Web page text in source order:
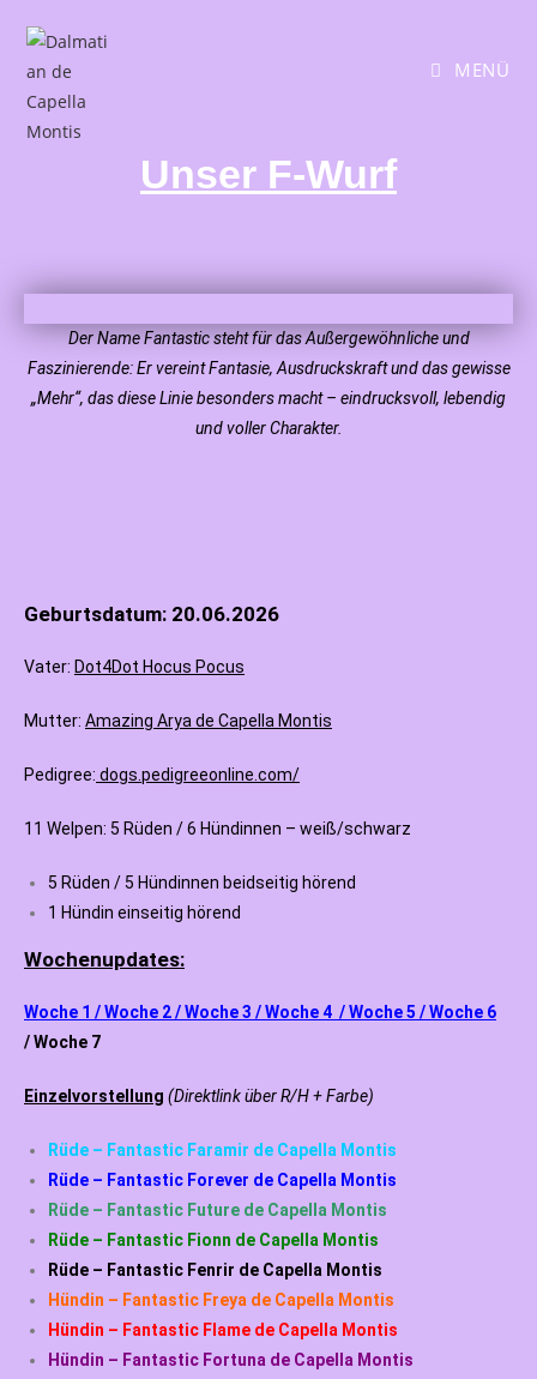
MENÜ
Unser F-Wurf
Der Name Fantastic steht für das Außergewöhnliche und
Faszinierende: Er vereint Fantasie, Ausdruckskraft und das gewisse
„Mehr“, das diese Linie besonders macht – eindrucksvoll, lebendig
und voller Charakter.
Geburtsdatum: 20.06.2026
Vater: Dot4Dot Hocus Pocus
Mutter: Amazing Arya de Capella Montis
Pedigree: dogs.pedigreeonline.com/
11 Welpen: 5 Rüden / 6 Hündinnen – weiß/schwarz
5 Rüden / 5 Hündinnen beidseitig hörend
1 Hündin einseitig hörend
Wochenupdates:
Woche 1 / Woche 2 / Woche 3 / Woche 4 / Woche 5 /Woche 6
/ Woche 7
Einzelvorstellung (Direktlink über R/H + Farbe)
Rüde – Fantastic Faramir de Capella Montis
Rüde – Fantastic Forever de Capella Montis
Rüde – Fantastic Future de Capella Montis
Rüde – Fantastic Fionn de Capella Montis
Rüde – Fantastic Fenrir de Capella Montis
Hündin – Fantastic Freya de Capella Montis
Hündin – Fantastic Flame de Capella Montis
Hündin – Fantastic Fortuna de Capella Montis